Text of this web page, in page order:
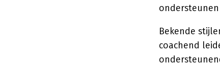
Bekende
coachend